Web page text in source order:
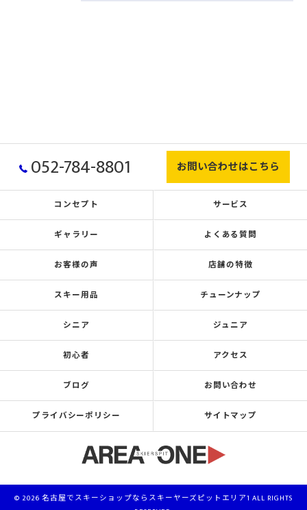
052-784-8801 お問い合わせはこちら
コンセプト サービス
ギャラリー よくある質問
お客様の声 店舗の特徴
スキー用品 チューンナップ
シニア ジュニア
初心者 アクセス
ブログ お問い合わせ
プライバシーポリシー サイトマップ
© 2026 名古屋でスキーショップならスキーヤーズピットエリア1 ALL RIGHTS